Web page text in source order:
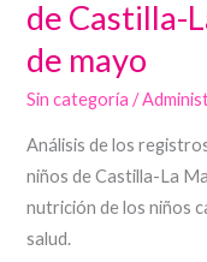
de Castilla-
de mayo
Sin categoría /
Análisis de los
niños de Castilla-La
nutrición de los niños
salud.
Nutrición
Pediátrica
de
La
Mancha.
Toledo,
22